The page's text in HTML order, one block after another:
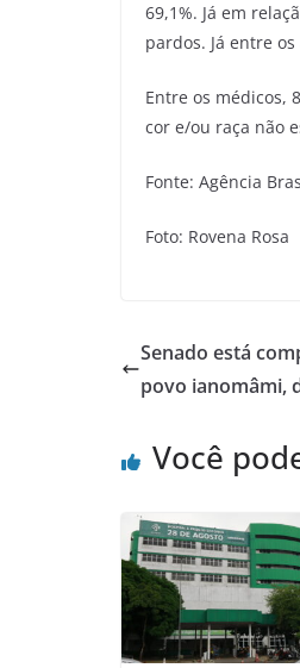
69,1%. Já em
pardos. Já entre
Entre os médicos,
cor e/ou raça não
Fonte: Agência
Foto: Rovena Rosa
Senado está
povo ianomâmi,
Você